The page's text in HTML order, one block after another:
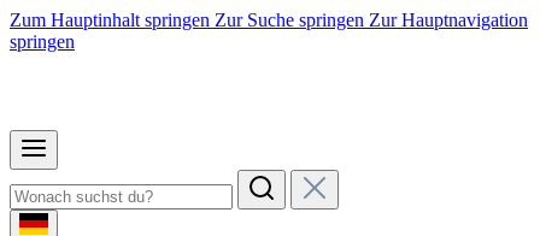
Zum Hauptinhalt springen Zur Suche springen Zur Hauptnavigation
springen